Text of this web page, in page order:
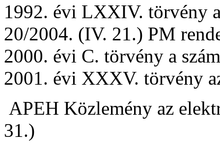
1992. évi LXXIV. törvény
20/2004. (IV. 21.) PM
2000. évi C. törvény a
2001. évi XXXV. törvény
APEH Közlemény az
31.)